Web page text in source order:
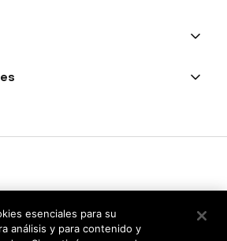
esenciales para su
análisis y para contenido y